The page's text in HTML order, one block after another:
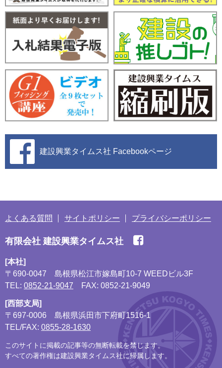
建設興業タイムス社 Facebookページ
よくある質問 サイトポリシー プライバシーポリシー
有限会社 建設興業タイムス社
[本社]
〒690-0047
島根県松江市嫁島町10-7 WEEDビル3F
TEL: 0852-21-9047 FAX: 0852-21-9049
[西部支局]
〒697-0006
島根県浜田市下府町1516-1
TEL/FAX: 0855-28-1630
このサイトに掲載の記事等の無断転載を禁じます。
すべての著作権は建設興業タイムス社に帰属します。